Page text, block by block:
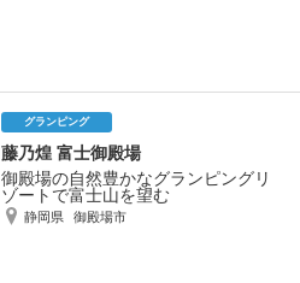
グランピング
藤乃煌 富士御殿場
御殿場の自然豊かなグランピングリ
ゾートで富士山を望む
静岡県 御殿場市